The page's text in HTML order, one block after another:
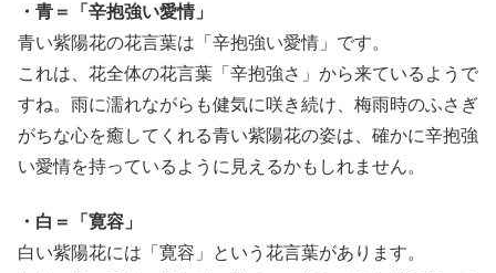
・青＝「辛抱強い愛情」
青い紫陽花の花言葉は「辛抱強い愛情」です。
これは、花全体の花言葉「辛抱強さ」から来ているようで
すね。雨に濡れながらも健気に咲き続け、梅雨時のふさぎ
がちな心を癒してくれる青い紫陽花の姿は、確かに辛抱強
い愛情を持っているように見えるかもしれません。
・白＝「寛容」
白い紫陽花には「寛容」という花言葉があります。